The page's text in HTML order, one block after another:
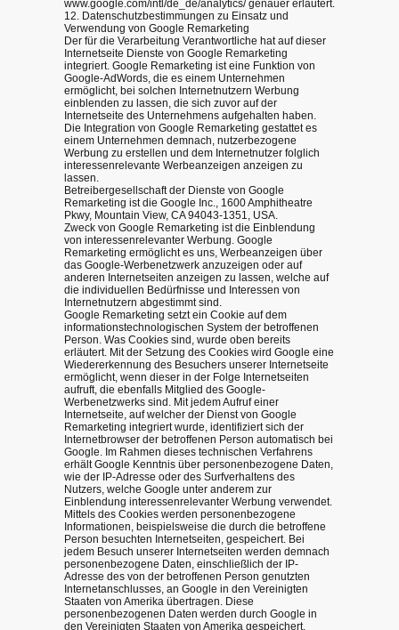
www.google.com/intl/de_de/analytics/ genauer erläutert.
12. Datenschutzbestimmungen zu Einsatz und
Verwendung von Google Remarketing
Der für die Verarbeitung Verantwortliche hat auf dieser
Internetseite Dienste von Google Remarketing
integriert. Google Remarketing ist eine Funktion von
Google-AdWords, die es einem Unternehmen
ermöglicht, bei solchen Internetnutzern Werbung
einblenden zu lassen, die sich zuvor auf der
Internetseite des Unternehmens aufgehalten haben.
Die Integration von Google Remarketing gestattet es
einem Unternehmen demnach, nutzerbezogene
Werbung zu erstellen und dem Internetnutzer folglich
interessenrelevante Werbeanzeigen anzeigen zu
lassen.
Betreibergesellschaft der Dienste von Google
Remarketing ist die Google Inc., 1600 Amphitheatre
Pkwy, Mountain View, CA 94043-1351, USA.
Zweck von Google Remarketing ist die Einblendung
von interessenrelevanter Werbung. Google
Remarketing ermöglicht es uns, Werbeanzeigen über
das Google-Werbenetzwerk anzuzeigen oder auf
anderen Internetseiten anzeigen zu lassen, welche auf
die individuellen Bedürfnisse und Interessen von
Internetnutzern abgestimmt sind.
Google Remarketing setzt ein Cookie auf dem
informationstechnologischen System der betroffenen
Person. Was Cookies sind, wurde oben bereits
erläutert. Mit der Setzung des Cookies wird Google eine
Wiedererkennung des Besuchers unserer Internetseite
ermöglicht, wenn dieser in der Folge Internetseiten
aufruft, die ebenfalls Mitglied des Google-
Werbenetzwerks sind. Mit jedem Aufruf einer
Internetseite, auf welcher der Dienst von Google
Remarketing integriert wurde, identifiziert sich der
Internetbrowser der betroffenen Person automatisch bei
Google. Im Rahmen dieses technischen Verfahrens
erhält Google Kenntnis über personenbezogene Daten,
wie der IP-Adresse oder des Surfverhaltens des
Nutzers, welche Google unter anderem zur
Einblendung interessenrelevanter Werbung verwendet.
Mittels des Cookies werden personenbezogene
Informationen, beispielsweise die durch die betroffene
Person besuchten Internetseiten, gespeichert. Bei
jedem Besuch unserer Internetseiten werden demnach
personenbezogene Daten, einschließlich der IP-
Adresse des von der betroffenen Person genutzten
Internetanschlusses, an Google in den Vereinigten
Staaten von Amerika übertragen. Diese
personenbezogenen Daten werden durch Google in
den Vereinigten Staaten von Amerika gespeichert.